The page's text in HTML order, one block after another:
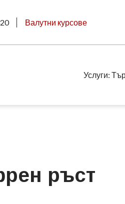
Валутни курсове
Услуги:
ръст